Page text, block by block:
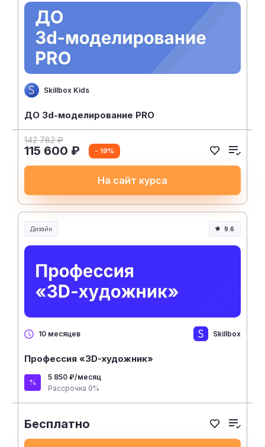
Skillbox Kids
ДО 3d-моделирование PRO
142 782 ₽
115 600 ₽ - 19%
На сайт курса
Дизайн 9.6
10 месяцев Skillbox
Профессия «3D-художник»
5 850 ₽/месяц
Рассрочка 0%
Бесплатно